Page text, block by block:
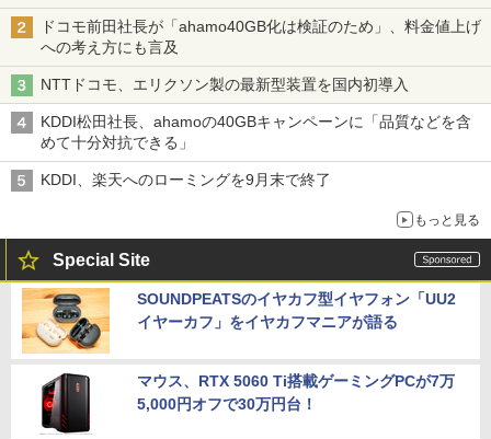
穴と楽天モバイルの課題
ドコモ前田社長が「ahamo40GB化は検証のため」、料金値上げ
への考え方にも言及
NTTドコモ、エリクソン製の最新型装置を国内初導入
KDDI松田社長、ahamoの40GBキャンペーンに「品質などを含
めて十分対抗できる」
KDDI、楽天へのローミングを9月末で終了
もっと見る
Special Site
SOUNDPEATSのイヤカフ型イヤフォン「UU2
イヤーカフ」をイヤカフマニアが語る
マウス、RTX 5060 Ti搭載ゲーミングPCが7万
5,000円オフで30万円台！